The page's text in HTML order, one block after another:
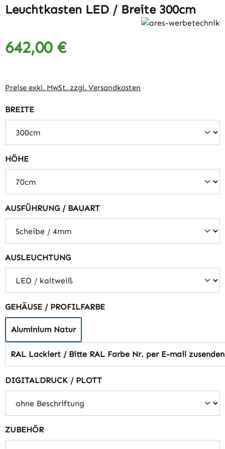
Leuchtkasten LED / Breite 300cm
Regulärer Preis:
642,00 €
Preise exkl. MwSt. zzgl. Versandkosten
BREITEauswählen
HÖHEauswählen
AUSFÜHRUNG / BAUARTauswählen
AUSLEUCHTUNGauswählen
GEHÄUSE / PROFILFARBEauswählen
Aluminium Natur
RAL Lackiert / Bitte RAL Farbe Nr. per E-mail
DIGITALDRUCK / PLOTTauswählen
ZUBEHÖRauswählen